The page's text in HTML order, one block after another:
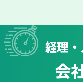
経理
会